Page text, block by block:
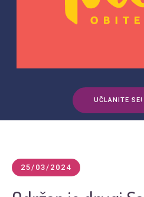
UČLANITE SE!
25/03/2024